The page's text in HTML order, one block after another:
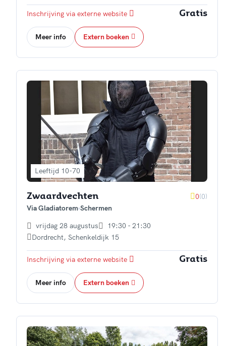
Inschrijving via externe website Gratis
Meer info Extern boeken
Leeftijd 10-70
Zwaardvechten 0(0)
Via Gladiatorem Schermen
vrijdag 28 augustus
19:30 - 21:30
Dordrecht, Schenkeldijk 15
Inschrijving via externe website Gratis
Meer info Extern boeken